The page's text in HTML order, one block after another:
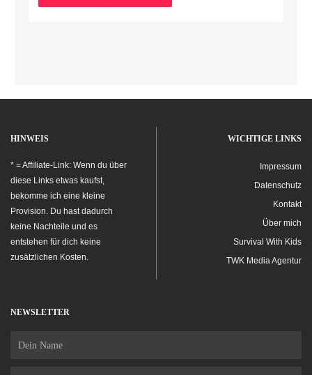
HINWEIS
* = Affiliate-Link: Wenn du über
diese Links etwas kaufst,
bekomme ich eine kleine
Provision. Du hast dadurch
keine Nachteile und es
entstehen für dich keine
zusätzlichen Kosten.
WICHTIGE LINKS
Impressum
Datenschutz
Kontakt
Über mich
Survival With Kids
TWK Media Agentur
NEWSLETTER
Name